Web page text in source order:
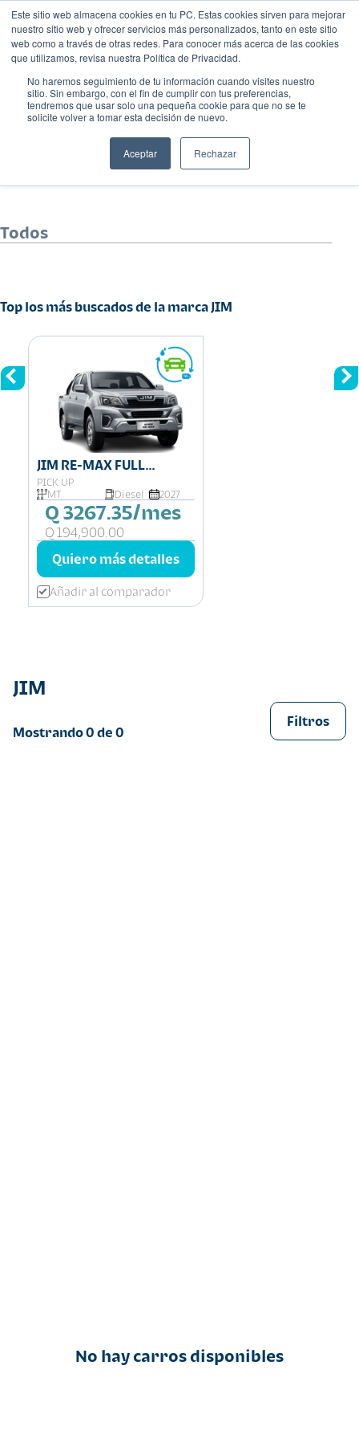
Este sitio web almacena cookies en tu PC. Estas cookies sirven para mejorar
nuestro sitio web y ofrecer servicios más personalizados, tanto en este sitio
web como a través de otras redes. Para conocer más acerca de las cookies
que utilizamos, revisa nuestra Política de Privacidad.
No haremos seguimiento de tu información cuando visites nuestro
sitio. Sin embargo, con el fin de cumplir con tus preferencias,
tendremos que usar solo una pequeña cookie para que no se te
solicite volver a tomar esta decisión de nuevo.
Aceptar Rechazar
Todos
Top los más buscados de la marca JIM
JIM RE-MAX FULL
EQUIPO
PICK UP
MT
Diesel 2027
Q 3267.35/mes
Q 194,900.00
Quiero más detalles
Añadir al comparador
JIM
Mostrando0 de 0
Filtros
No hay carros disponibles